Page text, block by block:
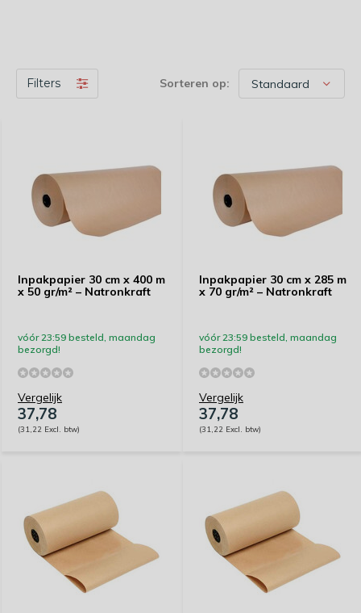
Filters Sorteren op:
Inpakpapier 30 cm x 400 m
x 50 gr/m² – Natronkraft
vóór 23:59 besteld, maandag
bezorgd!
Vergelijk
37,78
(31,22 Excl. btw)
Inpakpapier 30 cm x 285 m
x 70 gr/m² – Natronkraft
vóór 23:59 besteld, maandag
bezorgd!
Vergelijk
37,78
(31,22 Excl. btw)